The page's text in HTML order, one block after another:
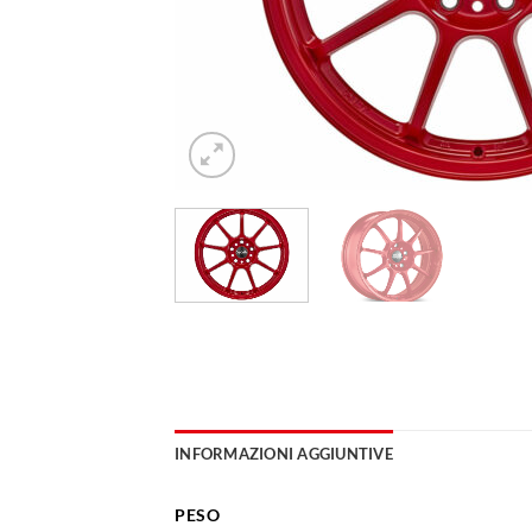
INFORMAZIONI AGGIUNTIVE
PESO